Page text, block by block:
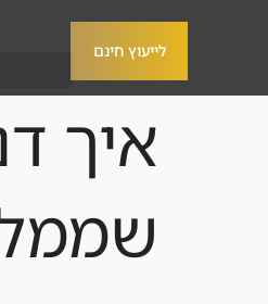
לייעוץ חינם
איך